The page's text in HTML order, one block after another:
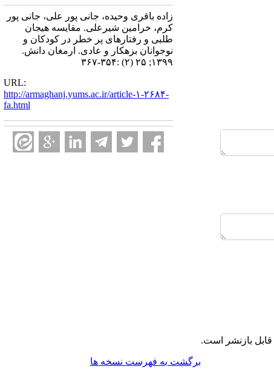
زاده باقری وحیده، جانی پور علی، جانی پور
کرم، خرامین شیرعلی. مقایسه هیجان
طلبی و رفتارهای پر خطر در کودکان و
نوجوانان بزهکار و عادی. ارمغان دانش.
۱۳۹۹; ۲۵ (۲) :۳۵۴-۳۶۷
URL:
http://armaghanj.yums.ac.ir/article-۱-۲۶۸۴-
fa.html
قابل بازنشر است.
برگشت به فهرست نسخه ها